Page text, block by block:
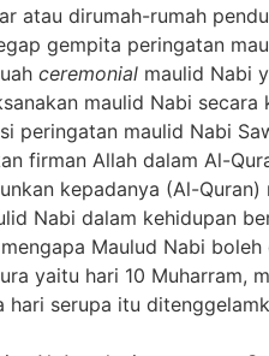
atau dirumah-rumah
gempita peringatan
ceremonial maulid Nabi
maulid Nabi
peringatan maulid Nabi
firman Allah dalam Al-
kepadanya (Al-
Nabi dalam kehidupan
Maulud Nabi
yaitu hari 10 Muharram,
serupa itu